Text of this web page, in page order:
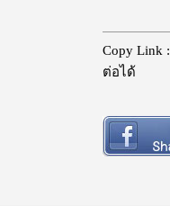
Copy Link :
ต่อได้